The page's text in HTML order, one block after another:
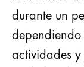
durante un
actividades y